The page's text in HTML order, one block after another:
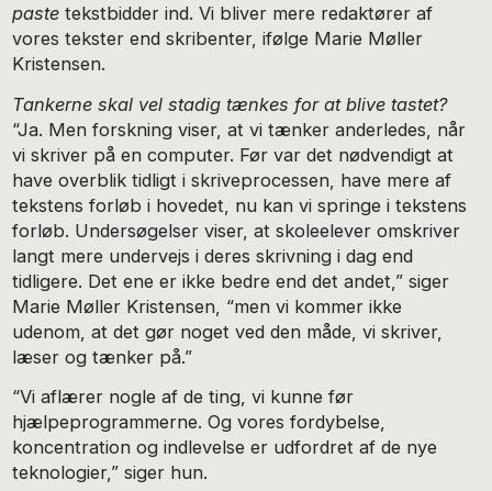
paste tekstbidder ind. Vi bliver mere redaktører af
vores tekster end skribenter, ifølge Marie Møller
Kristensen.
Tankerne skal vel stadig tænkes for at blive tastet?
“Ja. Men forskning viser, at vi tænker anderledes, når
vi skriver på en computer. Før var det nødvendigt at
have overblik tidligt i skriveprocessen, have mere af
tekstens forløb i hovedet, nu kan vi springe i tekstens
forløb. Undersøgelser viser, at skoleelever omskriver
langt mere undervejs i deres skrivning i dag end
tidligere. Det ene er ikke bedre end det andet,” siger
Marie Møller Kristensen, “men vi kommer ikke
udenom, at det gør noget ved den måde, vi skriver,
læser og tænker på.”
“Vi aflærer nogle af de ting, vi kunne før
hjælpeprogrammerne. Og vores fordybelse,
koncentration og indlevelse er udfordret af de nye
teknologier,” siger hun.